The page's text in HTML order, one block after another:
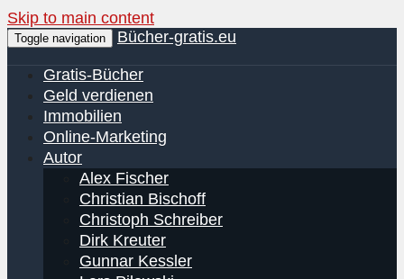
Skip to main content
Toggle navigation Bücher-gratis.eu
Gratis-Bücher
Geld verdienen
Immobilien
Online-Marketing
Autor
Alex Fischer
Christian Bischoff
Christoph Schreiber
Dirk Kreuter
Gunnar Kessler